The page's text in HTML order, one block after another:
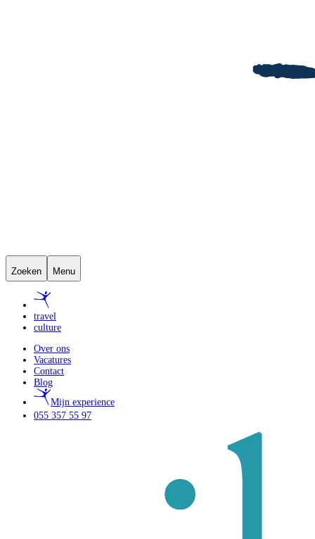
Zoeken Menu
travel
culture
Over ons
Vacatures
Contact
Blog
Mijn experience
055 357 55 97